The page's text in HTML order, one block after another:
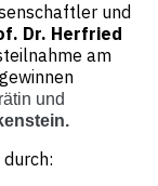
und
Dr. Herfried
am
und